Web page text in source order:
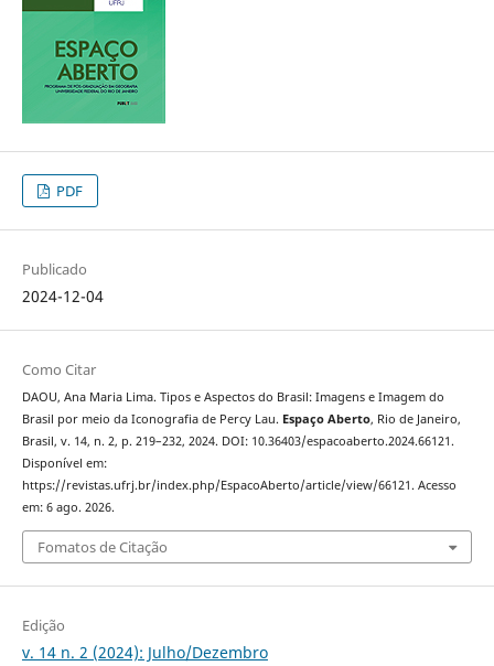
PDF
Publicado
2024-12-04
Como Citar
DAOU, Ana Maria Lima. Tipos e Aspectos do Brasil: Imagens e Imagem do
Brasil por meio da Iconografia de Percy Lau. Espaço Aberto, Rio de Janeiro,
Brasil, v. 14, n. 2, p. 219–232, 2024. DOI: 10.36403/espacoaberto.2024.66121.
Disponível em:
https://revistas.ufrj.br/index.php/EspacoAberto/article/view/66121. Acesso
em: 6 ago. 2026.
Fomatos de Citação
Edição
v. 14 n. 2 (2024): Julho/Dezembro